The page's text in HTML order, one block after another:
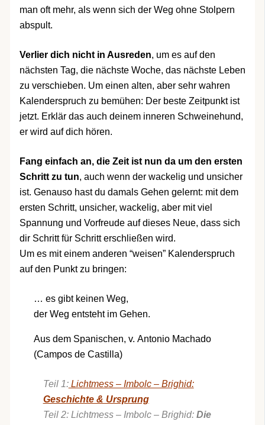
man oft mehr, als wenn sich der Weg ohne Stolpern
abspult.
Verlier dich nicht in Ausreden, um es auf den
nächsten Tag, die nächste Woche, das nächste Leben
zu verschieben. Um einen alten, aber sehr wahren
Kalenderspruch zu bemühen: Der beste Zeitpunkt ist
jetzt. Erklär das auch deinem inneren Schweinehund,
er wird auf dich hören.
Fang einfach an, die Zeit ist nun da um den ersten
Schritt zu tun, auch wenn der wackelig und unsicher
ist. Genauso hast du damals Gehen gelernt: mit dem
ersten Schritt, unsicher, wackelig, aber mit viel
Spannung und Vorfreude auf dieses Neue, dass sich
dir Schritt für Schritt erschließen wird.
Um es mit einem anderen “weisen” Kalenderspruch
auf den Punkt zu bringen:
… es gibt keinen Weg,
der Weg entsteht im Gehen.
Aus dem Spanischen, v. Antonio Machado
(Campos de Castilla)
Teil 1:Lichtmess – Imbolc – Brighid:
Geschichte & Ursprung
Teil 2: Lichtmess – Imbolc – Brighid: Die